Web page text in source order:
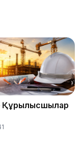
Құрылысшылар